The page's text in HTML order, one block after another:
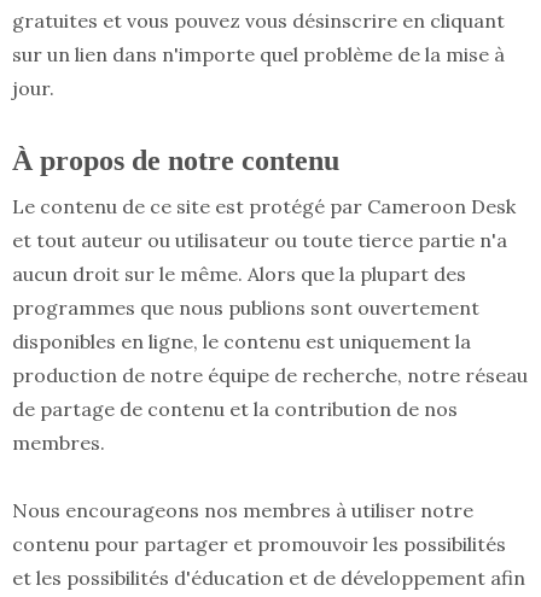
gratuites et vous pouvez vous désinscrire en cliquant
sur un lien dans n'importe quel problème de la mise à
jour.
À propos de notre contenu
Le contenu de ce site est protégé par Cameroon Desk
et tout auteur ou utilisateur ou toute tierce partie n'a
aucun droit sur le même. Alors que la plupart des
programmes que nous publions sont ouvertement
disponibles en ligne, le contenu est uniquement la
production de notre équipe de recherche, notre réseau
de partage de contenu et la contribution de nos
membres.
Nous encourageons nos membres à utiliser notre
contenu pour partager et promouvoir les possibilités
et les possibilités d'éducation et de développement afin